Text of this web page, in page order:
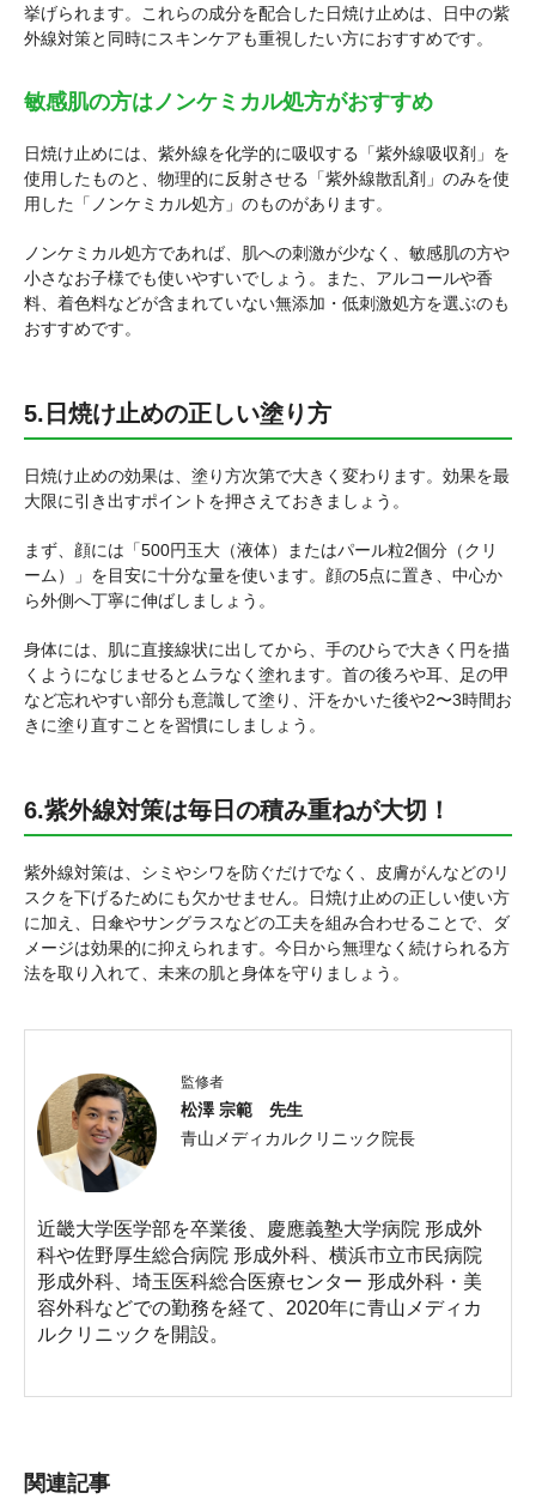
挙げられます。これらの成分を配合した日焼け止めは、日中の紫
外線対策と同時にスキンケアも重視したい方におすすめです。
敏感肌の方はノンケミカル処方がおすすめ
日焼け止めには、紫外線を化学的に吸収する「紫外線吸収剤」を
使用したものと、物理的に反射させる「紫外線散乱剤」のみを使
用した「ノンケミカル処方」のものがあります。
ノンケミカル処方であれば、肌への刺激が少なく、敏感肌の方や
小さなお子様でも使いやすいでしょう。また、アルコールや香
料、着色料などが含まれていない無添加・低刺激処方を選ぶのも
おすすめです。
5.日焼け止めの正しい塗り方
日焼け止めの効果は、塗り方次第で大きく変わります。効果を最
大限に引き出すポイントを押さえておきましょう。
まず、顔には「500円玉大（液体）またはパール粒2個分（クリ
ーム）」を目安に十分な量を使います。顔の5点に置き、中心か
ら外側へ丁寧に伸ばしましょう。
身体には、肌に直接線状に出してから、手のひらで大きく円を描
くようになじませるとムラなく塗れます。首の後ろや耳、足の甲
など忘れやすい部分も意識して塗り、汗をかいた後や2〜3時間お
きに塗り直すことを習慣にしましょう。
6.紫外線対策は毎日の積み重ねが大切！
紫外線対策は、シミやシワを防ぐだけでなく、皮膚がんなどのリ
スクを下げるためにも欠かせません。日焼け止めの正しい使い方
に加え、日傘やサングラスなどの工夫を組み合わせることで、ダ
メージは効果的に抑えられます。今日から無理なく続けられる方
法を取り入れて、未来の肌と身体を守りましょう。
監修者
松澤 宗範 先生
青山メディカルクリニック院長
近畿大学医学部を卒業後、慶應義塾大学病院 形成外
科や佐野厚生総合病院 形成外科、横浜市立市民病院
形成外科、埼玉医科総合医療センター 形成外科・美
容外科などでの勤務を経て、2020年に青山メディカ
ルクリニックを開設。
関連記事